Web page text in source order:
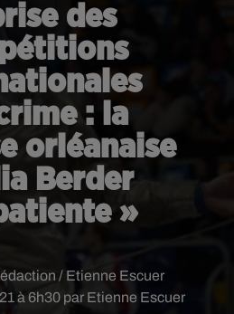
des
: la
orléanaise
Berder
»
à 6h30 par Etienne Escuer
/ Etienne Escuer